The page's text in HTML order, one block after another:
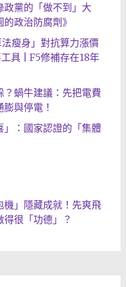
政黨的「做不到」大
政治防腐劑》
瘦身」對抗算力漲價
具 | F5修補存在18年
？蝸牛建議：先把電費
與停電！
：國家認證的「集體
機」隱藏成就！先爽飛
很「功德」？